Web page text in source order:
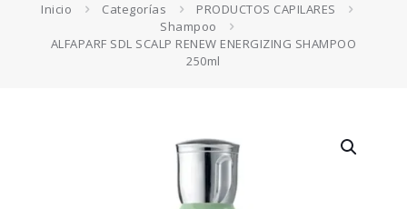
Inicio Categorías
PRODUCTOS CAPILARES
Shampoo
ALFAPARF SDL SCALP RENEW ENERGIZING SHAMPOO
250ml